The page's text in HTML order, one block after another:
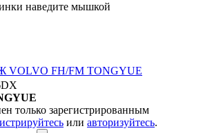
наведите мышкой
только зарегистрированным
или авторизуйтесь.